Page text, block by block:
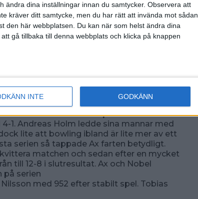
ändra dina inställningar innan du samtycker. Observera att
kräver ditt samtycke, men du har rätt att invända mot sådan
den här webbplatsen. Du kan när som helst ändra dina
gå tillbaka till denna webbplats och klicka på knappen
INTE GODKÄNN
kul lördag.För deras del inleddes dagen
det blev en lika rolig upplevelse som för
riktigt på hugget och åkte ifrån Ax
i backspegeln. Joackim Biehl satte
5-0. När detta sedan följdes upp
fick han till sist se sig slagen av Stefan
944. I Ax var Eskil Lind bäst med 868
och match mot Nobel,så blev det betydligt
Ax kom ur startblocken på i full karrär och
1. Andreas Holm ledde sina mannar med
lite att bowling ibland är lite mer av ett
serien så tappade Ax farten betydligt.
matchen och sedan efter en mycket
till 12-8 i slutresultat. Ax och Nobel
på serien
med 952 efter stabilt spel. Tobias